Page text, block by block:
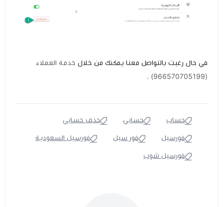
في حال رغبت بالتواصل معنا يمكنك من خلال خدمة العملاء
حساب حسابي حذف حسابي
فورسيل فور سيل فورسيل السعودية
فورسيل شوب